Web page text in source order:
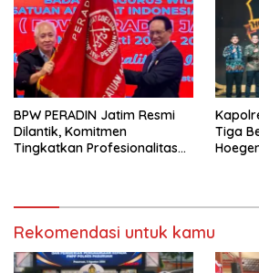
BPW PERADIN Jatim Resmi
Dilantik, Komitmen
Tingkatkan Profesionalitas
Tiga
Rekomendasi untuk kamu